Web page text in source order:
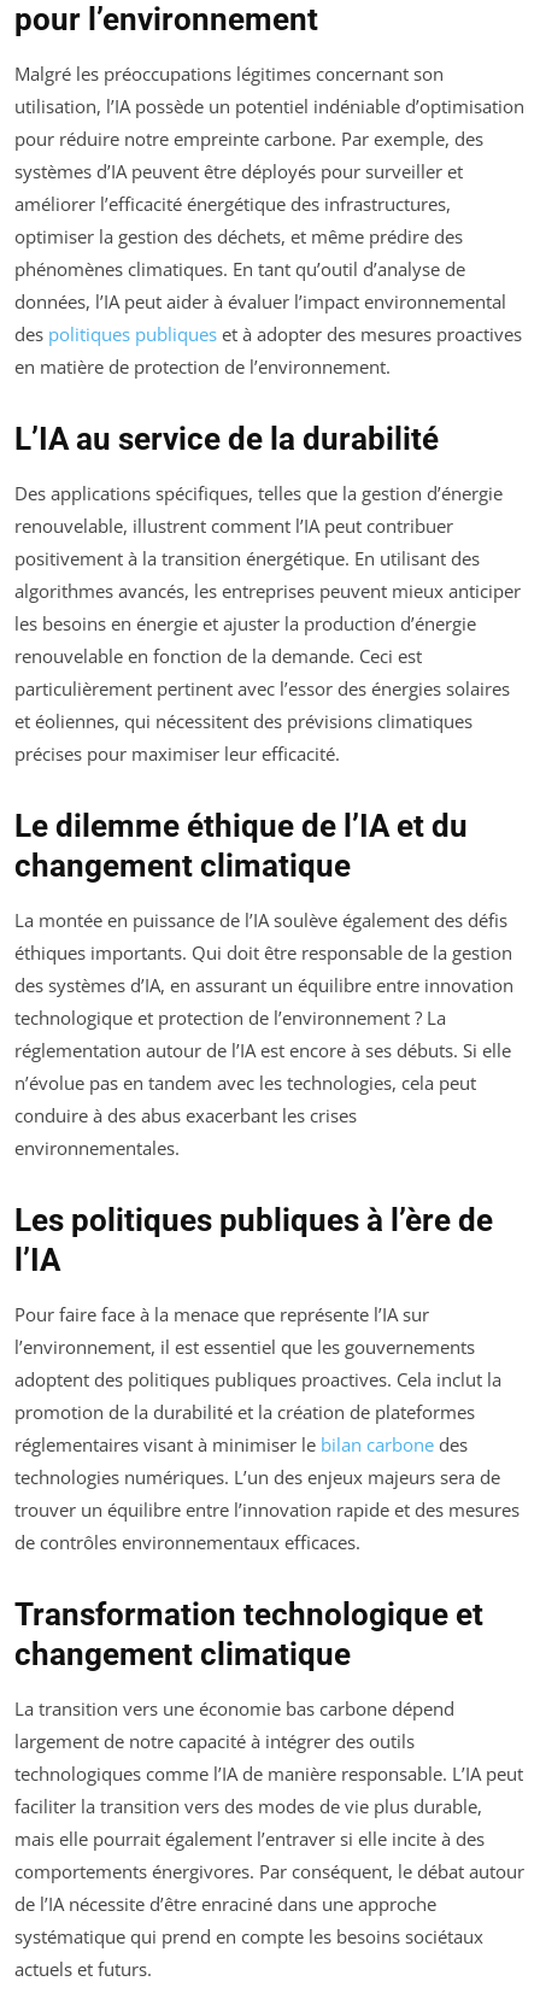
pour l’environnement
Malgré les préoccupations légitimes concernant son
utilisation, l’IA possède un potentiel indéniable d’optimisation
pour réduire notre empreinte carbone. Par exemple, des
systèmes d’IA peuvent être déployés pour surveiller et
améliorer l’efficacité énergétique des infrastructures,
optimiser la gestion des déchets, et même prédire des
phénomènes climatiques. En tant qu’outil d’analyse de
données, l’IA peut aider à évaluer l’impact environnemental
des politiques publiques et à adopter des mesures proactives
en matière de protection de l’environnement.
L’IA au service de la durabilité
Des applications spécifiques, telles que la gestion d’énergie
renouvelable, illustrent comment l’IA peut contribuer
positivement à la transition énergétique. En utilisant des
algorithmes avancés, les entreprises peuvent mieux anticiper
les besoins en énergie et ajuster la production d’énergie
renouvelable en fonction de la demande. Ceci est
particulièrement pertinent avec l’essor des énergies solaires
et éoliennes, qui nécessitent des prévisions climatiques
précises pour maximiser leur efficacité.
Le dilemme éthique de l’IA et du
changement climatique
La montée en puissance de l’IA soulève également des défis
éthiques importants. Qui doit être responsable de la gestion
des systèmes d’IA, en assurant un équilibre entre innovation
technologique et protection de l’environnement ? La
réglementation autour de l’IA est encore à ses débuts. Si elle
n’évolue pas en tandem avec les technologies, cela peut
conduire à des abus exacerbant les crises
environnementales.
Les politiques publiques à l’ère de
l’IA
Pour faire face à la menace que représente l’IA sur
l’environnement, il est essentiel que les gouvernements
adoptent des politiques publiques proactives. Cela inclut la
promotion de la durabilité et la création de plateformes
réglementaires visant à minimiser le bilan carbone des
technologies numériques. L’un des enjeux majeurs sera de
trouver un équilibre entre l’innovation rapide et des mesures
de contrôles environnementaux efficaces.
Transformation technologique et
changement climatique
La transition vers une économie bas carbone dépend
largement de notre capacité à intégrer des outils
technologiques comme l’IA de manière responsable. L’IA peut
faciliter la transition vers des modes de vie plus durable,
mais elle pourrait également l’entraver si elle incite à des
comportements énergivores. Par conséquent, le débat autour
de l’IA nécessite d’être enraciné dans une approche
systématique qui prend en compte les besoins sociétaux
actuels et futurs.